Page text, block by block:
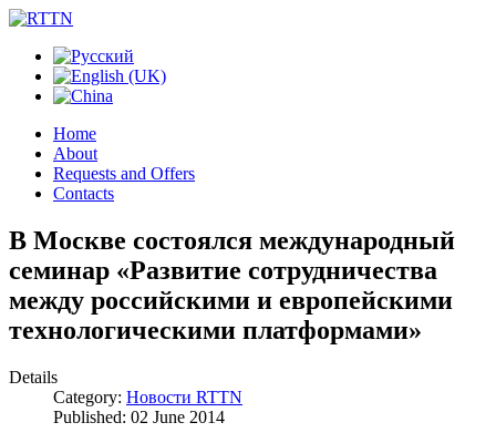
Home
About
Requests and Offers
Contacts
В Москве состоялся международный
семинар «Развитие сотрудничества
между российскими и европейскими
технологическими платформами»
Details
Category: Новости RTTN
Published: 02 June 2014